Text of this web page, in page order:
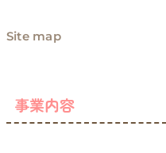
Site map
事業内容